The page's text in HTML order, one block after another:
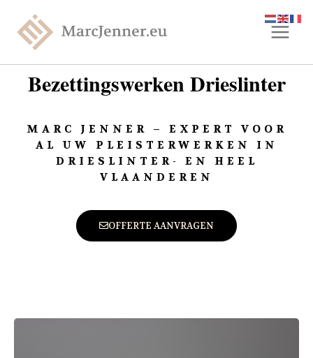
Bezettingswerken Drieslinter
MARC JENNER – EXPERT VOOR
AL UW PLEISTERWERKEN IN
DRIESLINTER- EN HEEL
VLAANDEREN
OFFERTE AANVRAGEN